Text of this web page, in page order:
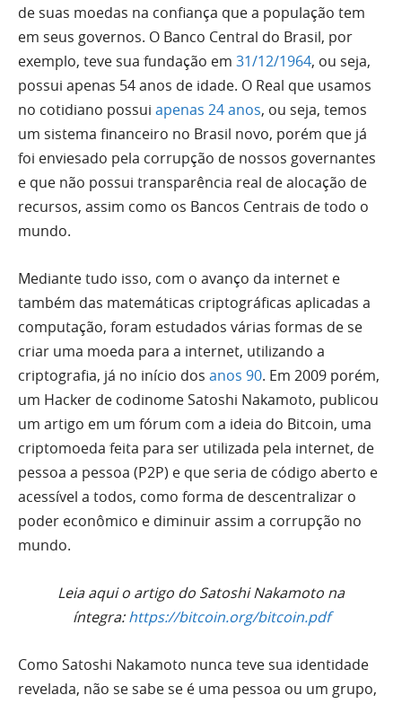
de suas moedas na confiança que a população tem
em seus governos. O Banco Central do Brasil, por
exemplo, teve sua fundação em 31/12/1964, ou seja,
possui apenas 54 anos de idade. O Real que usamos
no cotidiano possui apenas 24 anos, ou seja, temos
um sistema financeiro no Brasil novo, porém que já
foi enviesado pela corrupção de nossos governantes
e que não possui transparência real de alocação de
recursos, assim como os Bancos Centrais de todo o
mundo.
Mediante tudo isso, com o avanço da internet e
também das matemáticas criptográficas aplicadas a
computação, foram estudados várias formas de se
criar uma moeda para a internet, utilizando a
criptografia, já no início dos anos 90. Em 2009 porém,
um Hacker de codinome Satoshi Nakamoto, publicou
um artigo em um fórum com a ideia do Bitcoin, uma
criptomoeda feita para ser utilizada pela internet, de
pessoa a pessoa (P2P) e que seria de código aberto e
acessível a todos, como forma de descentralizar o
poder econômico e diminuir assim a corrupção no
mundo.
Leia aqui o artigo do Satoshi Nakamoto na
íntegra:https://bitcoin.org/bitcoin.pdf
Como Satoshi Nakamoto nunca teve sua identidade
revelada, não se sabe se é uma pessoa ou um grupo,